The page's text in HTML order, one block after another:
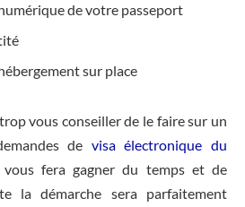
de votre passeport
sur place
vous conseiller de le faire sur un
de visa électronique du
fera gagner du temps et de
la démarche sera parfaitement